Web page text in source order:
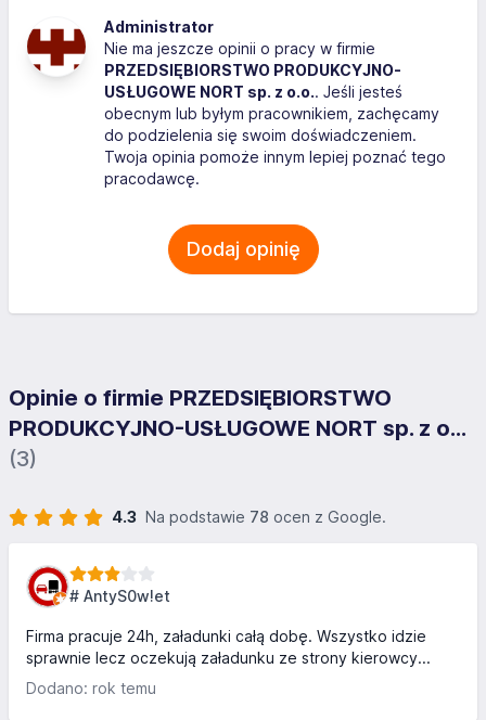
Administrator
Nie ma jeszcze opinii o pracy w firmie
PRZEDSIĘBIORSTWO PRODUKCYJNO-
USŁUGOWE NORT sp. z o.o.. Jeśli jesteś
obecnym lub byłym pracownikiem, zachęcamy
do podzielenia się swoim doświadczeniem.
Twoja opinia pomoże innym lepiej poznać tego
pracodawcę.
Dodaj opinię
Opinie o firmie PRZEDSIĘBIORSTWO
PRODUKCYJNO-USŁUGOWE NORT sp. z o...
(3)
4.3 Na podstawie 78 ocen z Google.
# AntyS0w!et
Firma pracuje 24h, załadunki całą dobę. Wszystko idzie
sprawnie lecz oczekują załadunku ze strony kierowcy...
Dodano: rok temu